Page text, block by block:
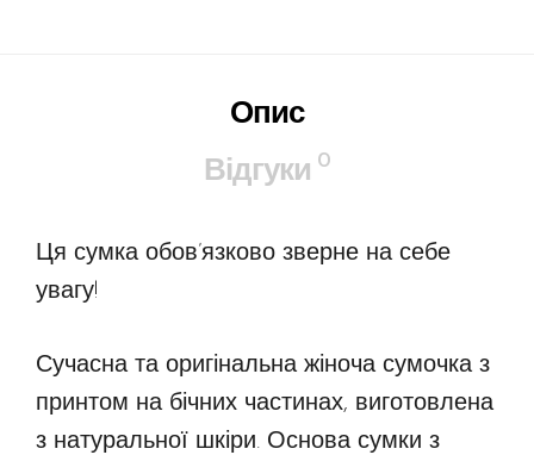
Опис
Відгуки 0
Ця сумка обов’язково зверне на себе
увагу!
Сучасна та оригінальна жіноча сумочка з
принтом на бічних частинах, виготовлена
з натуральної шкіри. Основа сумки з